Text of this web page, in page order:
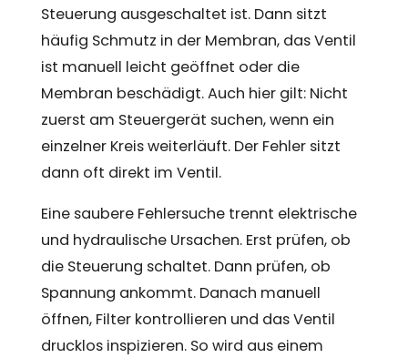
Steuerung ausgeschaltet ist. Dann sitzt
häufig Schmutz in der Membran, das Ventil
ist manuell leicht geöffnet oder die
Membran beschädigt. Auch hier gilt: Nicht
zuerst am Steuergerät suchen, wenn ein
einzelner Kreis weiterläuft. Der Fehler sitzt
dann oft direkt im Ventil.
Eine saubere Fehlersuche trennt elektrische
und hydraulische Ursachen. Erst prüfen, ob
die Steuerung schaltet. Dann prüfen, ob
Spannung ankommt. Danach manuell
öffnen, Filter kontrollieren und das Ventil
drucklos inspizieren. So wird aus einem